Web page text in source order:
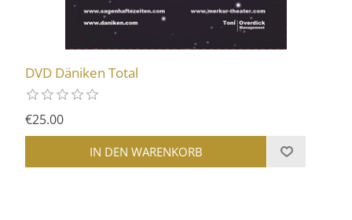
DVD Däniken Total
€25.00